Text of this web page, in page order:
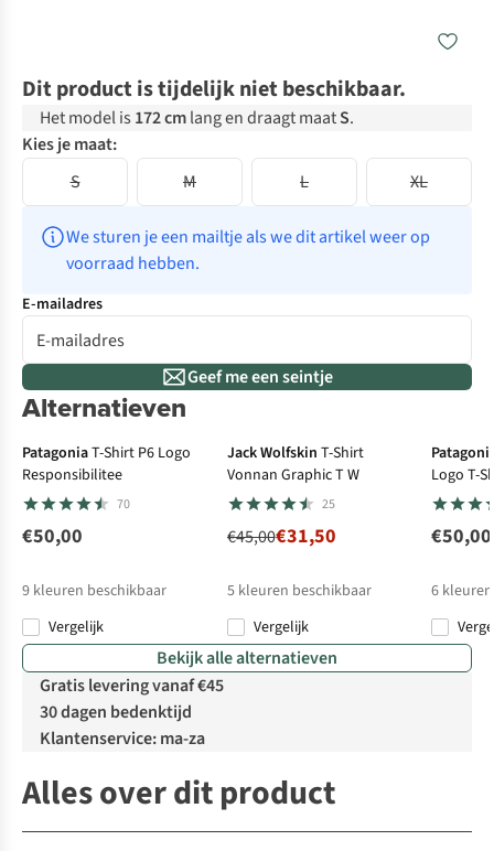
Dit product is tijdelijk niet beschikbaar.
Het model is 172 cmlang en draagt maatS.
Kies je maat:
S
M L XL
We sturen je een mailtje als we dit artikel weer op
voorraad hebben.
E-mailadres
Geef me een seintje
Alternatieven
PatagoniaT-Shirt P6 Logo
Responsibilitee
70
€50,00
9 kleuren beschikbaar
Vergelijk
Jack Wolfskin T-Shirt
Vonnan Graphic T W
25
€45,00€31,50
5 kleuren beschikbaar
%
%
Vergelijk
Logo T-
€50,00
6
Bekijk alle alternatieven
Gratis levering vanaf €45
30 dagen bedenktijd
Klantenservice: ma-za
Alles over dit product